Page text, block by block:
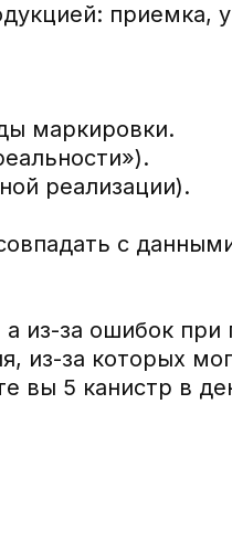
приемка,
маркировки.
реализации).
с
из-за ошибок при
из-за которых
вы 5 канистр в